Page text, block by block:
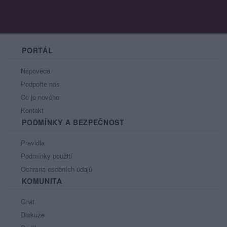
PORTÁL
Nápověda
Podpořte nás
Co je nového
Kontakt
PODMÍNKY A BEZPEČNOST
Pravidla
Podmínky použití
Ochrana osobních údajů
KOMUNITA
Chat
Diskuze